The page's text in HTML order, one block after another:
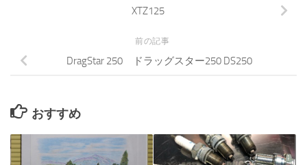
XTZ125
前の記事
DragStar 250 ドラッグスター250 DS250
おすすめ